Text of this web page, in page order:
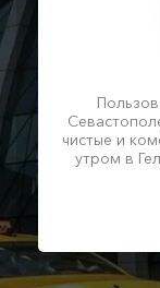
чистые и
утром в